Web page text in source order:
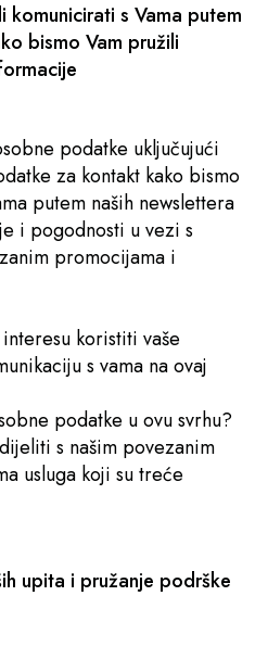
s Vama putem
bismo Vam pružili
podatke uključujući
za kontakt kako bismo
putem naših newslettera
i pogodnosti u vezi s
promocijama i
koristiti vaše
s vama na ovaj
podatke u ovu svrhu?
s našim povezanim
usluga koji su treće
upita i pružanje podrške